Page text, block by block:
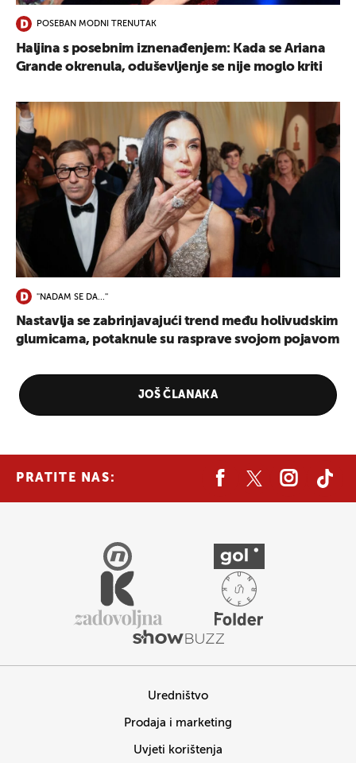
POSEBAN MODNI TRENUTAK
Haljina s posebnim iznenađenjem: Kada se Ariana
Grande okrenula, oduševljenje se nije moglo kriti
''NADAM SE DA...''
Nastavlja se zabrinjavajući trend među holivudskim
glumicama, potaknule su rasprave svojom pojavom
JOŠ ČLANAKA
PRATITE NAS:
Uredništvo
Prodaja i marketing
Uvjeti korištenja